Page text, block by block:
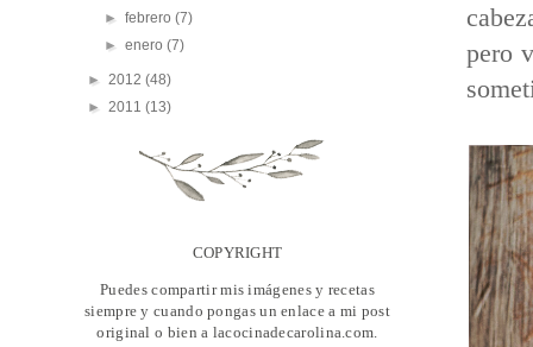
pero
►febrero(7)
►enero(7)
► 2012 (48)
► 2011 (13)
COPYRIGHT
Puedes compartir mis imágenes y recetas
siempre y cuando pongas un enlace a mi post
original o bien a lacocinadecarolina.com.